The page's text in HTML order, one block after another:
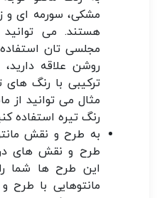
مشکی، سورمه ای و
هستند. می
مجلسی تان
روشن علاقه
ترکیبی با رنگ های
مثال می توانید از
رنگ تیره استفاده
به طرح و نقش
طرح و نقش های
این طرح ها شما
مانتوهایی با طرح